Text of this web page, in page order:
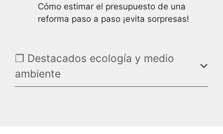
Cómo estimar el presupuesto de una
reforma paso a paso ¡evita sorpresas!
❐ Destacados ecología y medio
ambiente